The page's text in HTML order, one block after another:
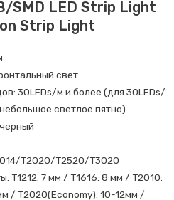
SMD LED Strip Light
Strip Light
свет
30LEDs/м и более (для 30LEDs/
светлое пятно)
T2020/T2520/T3020
T1212: 7 мм / T1616: 8 мм / T2010:
/ T2020(Economy): 10-12мм /